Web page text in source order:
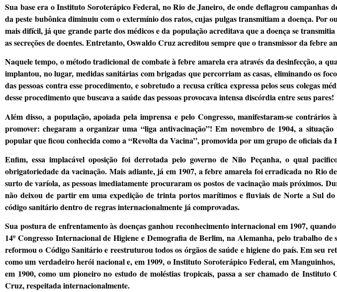
Sua base era o Instituto Soroterápico Federal, no Rio de Janeiro, de onde deflagrou campanhas
da peste bubônica diminuiu com o extermínio dos ratos, cujas pulgas transmitiam a doença. Por
mais difícil, já que grande parte dos médicos e da população acreditava que a doença se
as secreções de doentes. Entretanto, Oswaldo Cruz acreditou sempre que o transmissor da febre
Naquele tempo, o método tradicional de combate à febre amarela era através da desinfecção, a
implantou, no lugar, medidas sanitárias com brigadas que percorriam as casas, eliminando os
das pessoas contra esse procedimento, e sobretudo a recusa crítica expressa pelos seus colegas
desse procedimento que buscava a saúde das pessoas provocava intensa discórdia entre seus pares!
Além disso, a população, apoiada pela imprensa e pelo Congresso, manifestaram-se contrários
promover: chegaram a organizar uma “liga antivacinação”! Em novembro de 1904, a
popular que ficou conhecida como a “Revolta da Vacina”, promovida por um grupo de oficiais
Enfim, essa implacável oposição foi derrotada pelo governo de Nilo Peçanha, o qual
obrigatoriedade da vacinação. Mais adiante, já em 1907, a febre amarela foi erradicada no Rio
surto de varíola, as pessoas imediatamente procuraram os postos de vacinação mais próximos.
não deixou de partir em uma expedição de trinta portos marítimos e fluviais de Norte a Sul do
código sanitário dentro de regras internacionalmente já comprovadas.
Sua postura de enfrentamento às doenças ganhou reconhecimento internacional em 1907,
14º Congresso Internacional de Higiene e Demografia de Berlim, na Alemanha, pelo trabalho de
reformou o Código Sanitário e reestruturou todos os órgãos de saúde e higiene do país. Em seu
como um verdadeiro herói nacional e, em 1909, o Instituto Soroterápico Federal, em
em 1900, como um pioneiro no estudo de moléstias tropicais, passa a ser chamado de
Cruz, respeitada internacionalmente.